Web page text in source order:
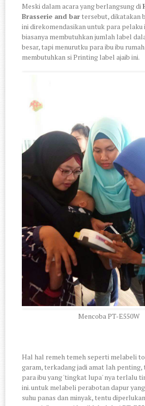
Meski dalam acara yang berlangsung di
Brasserie and bar tersebut, dikatakan
ini direkomendasikan untuk para pelaku
biasanya membutuhkan jumlah label
besar, tapi menurutku para ibu ibu
membutuhkan si Printing label ajaib ini.
Mencoba PT-E550W
Hal hal remeh temeh seperti melabeli
garam, terkadang jadi amat lah
para ibu yang 'tingkat lupa' nya terlalu
ini. untuk melabeli perabotan dapur
suhu panas dan minyak, tentu